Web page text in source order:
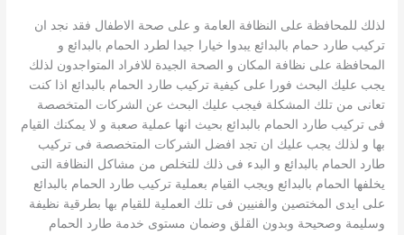
لذلك للمحافظة على النظافة العامة و على صحة الاطفال فقد نجد ان
تركيب طارد حمام بالبدائع يبدوا خيارا جيدا لطرد الحمام بالبدائع و
المحافظة على نظافة المكان و الصحة الجيدة للافراد المتواجدون لذلك
يجب عليك البحث فورا على كيفية تركيب طارد الحمام بالبدائع اذا كنت
تعانى من تلك المشكلة فيجب عليك البحث عن الشركات المتخصصة
فى تركيب طارد الحمام بالبدائع بحيث انها عملية صعبة و لا يمكنك القيام
بها و لذلك يجب عليك ان تجد افضل الشركات المتخصصة فى تركيب
طارد الحمام بالبدائع و البدء فى ذلك للتخلص من مشاكل النظافة التى
يخلفها الحمام بالبدائع ويجب القيام بعملية تركيب طارد الحمام بالبدائع
على ايدى المختصين والفنيين فى تلك العملية للقيام بها بطرقية نظيفة
وسليمة وصحيحة وبدون القلق وضمان مستوى خدمة طارد الحمام